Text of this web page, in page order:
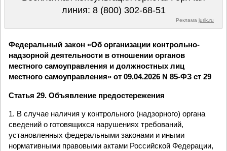
линия: 8 (800) 302-68-51
Реклама jurik.ru
Федеральный закон «Об организации контрольно-
надзорной деятельности в отношении органов
местного самоуправления и должностных лиц
местного самоуправления» от 09.04.2026 N 85-ФЗ ст 29
Статья 29. Объявление предостережения
1. В случае наличия у контрольного (надзорного) органа
сведений о готовящихся нарушениях требований,
установленных федеральными законами и иными
нормативными правовыми актами Российской Федерации,